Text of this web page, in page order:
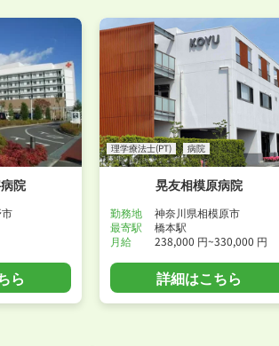
院
ら
理学療法士(PT) 病院
晃友相模原病院
勤務地
神奈川県相模原市
最寄駅
橋本駅
月給
238,000 円~330,000 円
詳細はこちら